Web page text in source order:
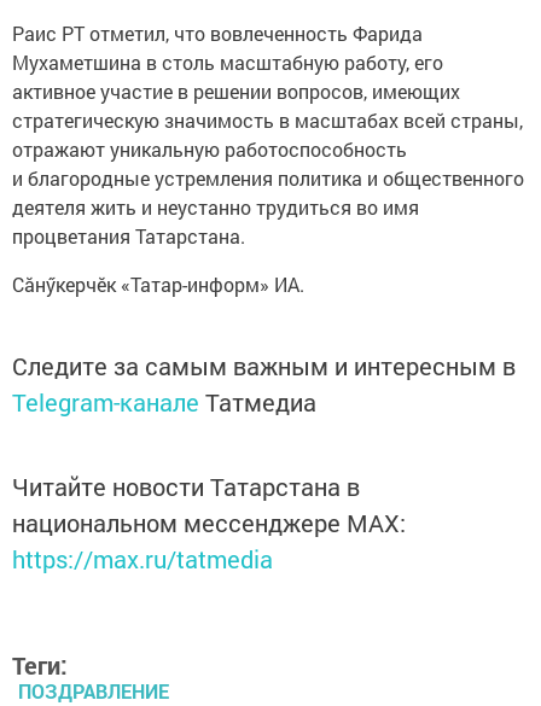
Раис РТ отметил, что вовлеченность Фарида
Мухаметшина в столь масштабную работу, его
активное участие в решении вопросов, имеющих
стратегическую значимость в масштабах всей страны,
отражают уникальную работоспособность
и благородные устремления политика и общественного
деятеля жить и неустанно трудиться во имя
процветания Татарстана.
Сăнӳкерчӗк «Татар-информ» ИА.
Следите за самым важным и интересным в
Telegram-канале Татмедиа
Читайте новости Татарстана в
национальном мессенджере MАХ:
https://max.ru/tatmedia
Теги:
ПОЗДРАВЛЕНИЕ